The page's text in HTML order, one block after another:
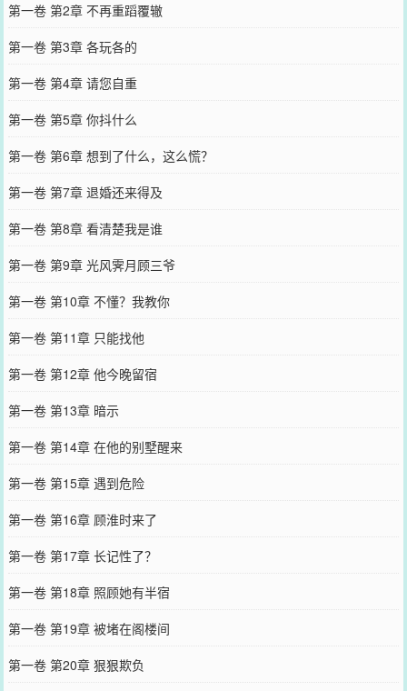
第一卷 第2章 不再重蹈覆辙
第一卷 第3章 各玩各的
第一卷 第4章 请您自重
第一卷 第5章 你抖什么
第一卷 第6章 想到了什么，这么慌？
第一卷 第7章 退婚还来得及
第一卷 第8章 看清楚我是谁
第一卷 第9章 光风霁月顾三爷
第一卷 第10章 不懂？我教你
第一卷 第11章 只能找他
第一卷 第12章 他今晚留宿
第一卷 第13章 暗示
第一卷 第14章 在他的别墅醒来
第一卷 第15章 遇到危险
第一卷 第16章 顾淮时来了
第一卷 第17章 长记性了？
第一卷 第18章 照顾她有半宿
第一卷 第19章 被堵在阁楼间
第一卷 第20章 狠狠欺负